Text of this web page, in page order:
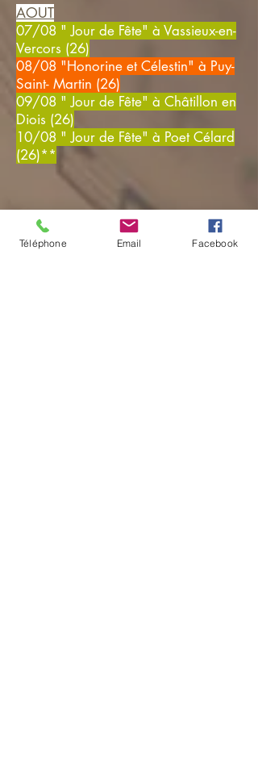
AOUT
07/08 " Jour de Fête" à Vassieux-en-
Vercors (26)
08/08 "Honorine et Célestin" à Puy-
Saint- Martin (26)
09/08 " Jour de Fête" à Châtillon en
Diois (26)
10/08 " Jour de Fête" à Poet Célard
(26)**
NOVEMBRE
Téléphone Email Facebook